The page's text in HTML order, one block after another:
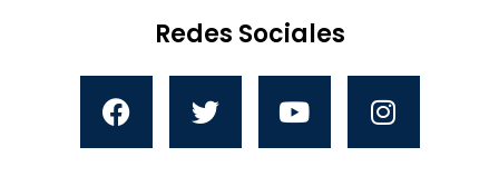
Redes Sociales